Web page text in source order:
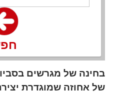
בחינה של מגרשים
של אחוזה שמוגדרת